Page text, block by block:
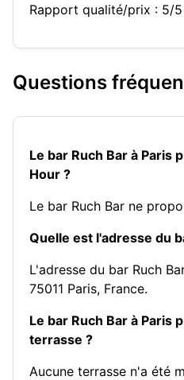
Rapport qualité/prix : 5/5
Questions
Le bar Ruch Bar à Paris
Hour ?
Le bar Ruch Bar ne
Quelle est l'adresse du
L'adresse du bar Ruch
75011 Paris, France.
Le bar Ruch Bar à Paris
terrasse ?
Aucune terrasse n'a été